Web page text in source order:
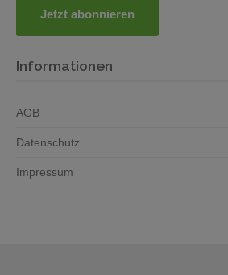
Informationen
AGB
Datenschutz
Impressum